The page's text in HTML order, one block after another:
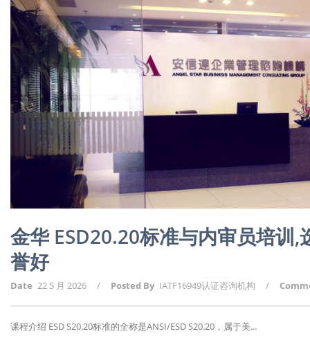
金华 ESD20.20标准与内审员培训
誉好
Date 22 5 月 2026 / Posted By IATF16949认证咨询机构 /
课程介绍 ESD S20.20标准的全称是ANSI/ESD S20.20，属于美...